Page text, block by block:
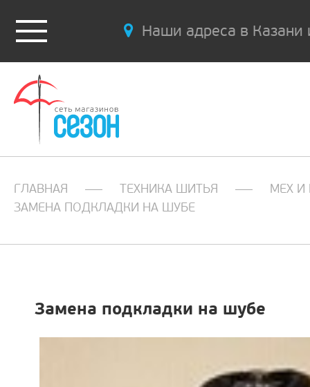
Наши адреса в Казани
ГЛАВНАЯ ТЕХНИКА ШИТЬЯ
МЕХ
ЗАМЕНА ПОДКЛАДКИ НА ШУБЕ
Замена подкладки на шубе